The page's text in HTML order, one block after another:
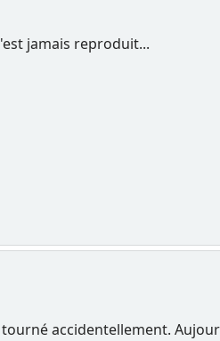
jamais reproduit...
accidentellement.